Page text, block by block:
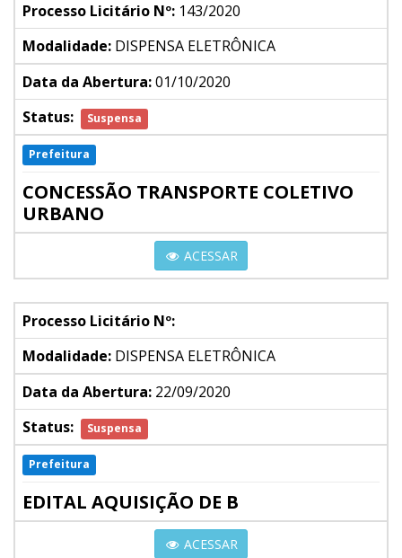
Processo Licitário Nº: 143/2020
Modalidade: DISPENSA ELETRÔNICA
Data da Abertura:01/10/2020
Status:
Suspensa
Prefeitura
CONCESSÃO TRANSPORTE COLETIVO
URBANO
ACESSAR
Processo Licitário Nº:
Modalidade: DISPENSA ELETRÔNICA
Data da Abertura: 22/09/2020
Status:
Suspensa
Prefeitura
EDITAL AQUISIÇÃO DE B
ACESSAR